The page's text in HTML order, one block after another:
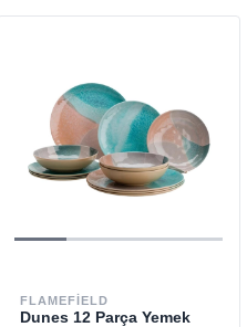
FLAMEFIELD
Dunes 12 Parça Yemek